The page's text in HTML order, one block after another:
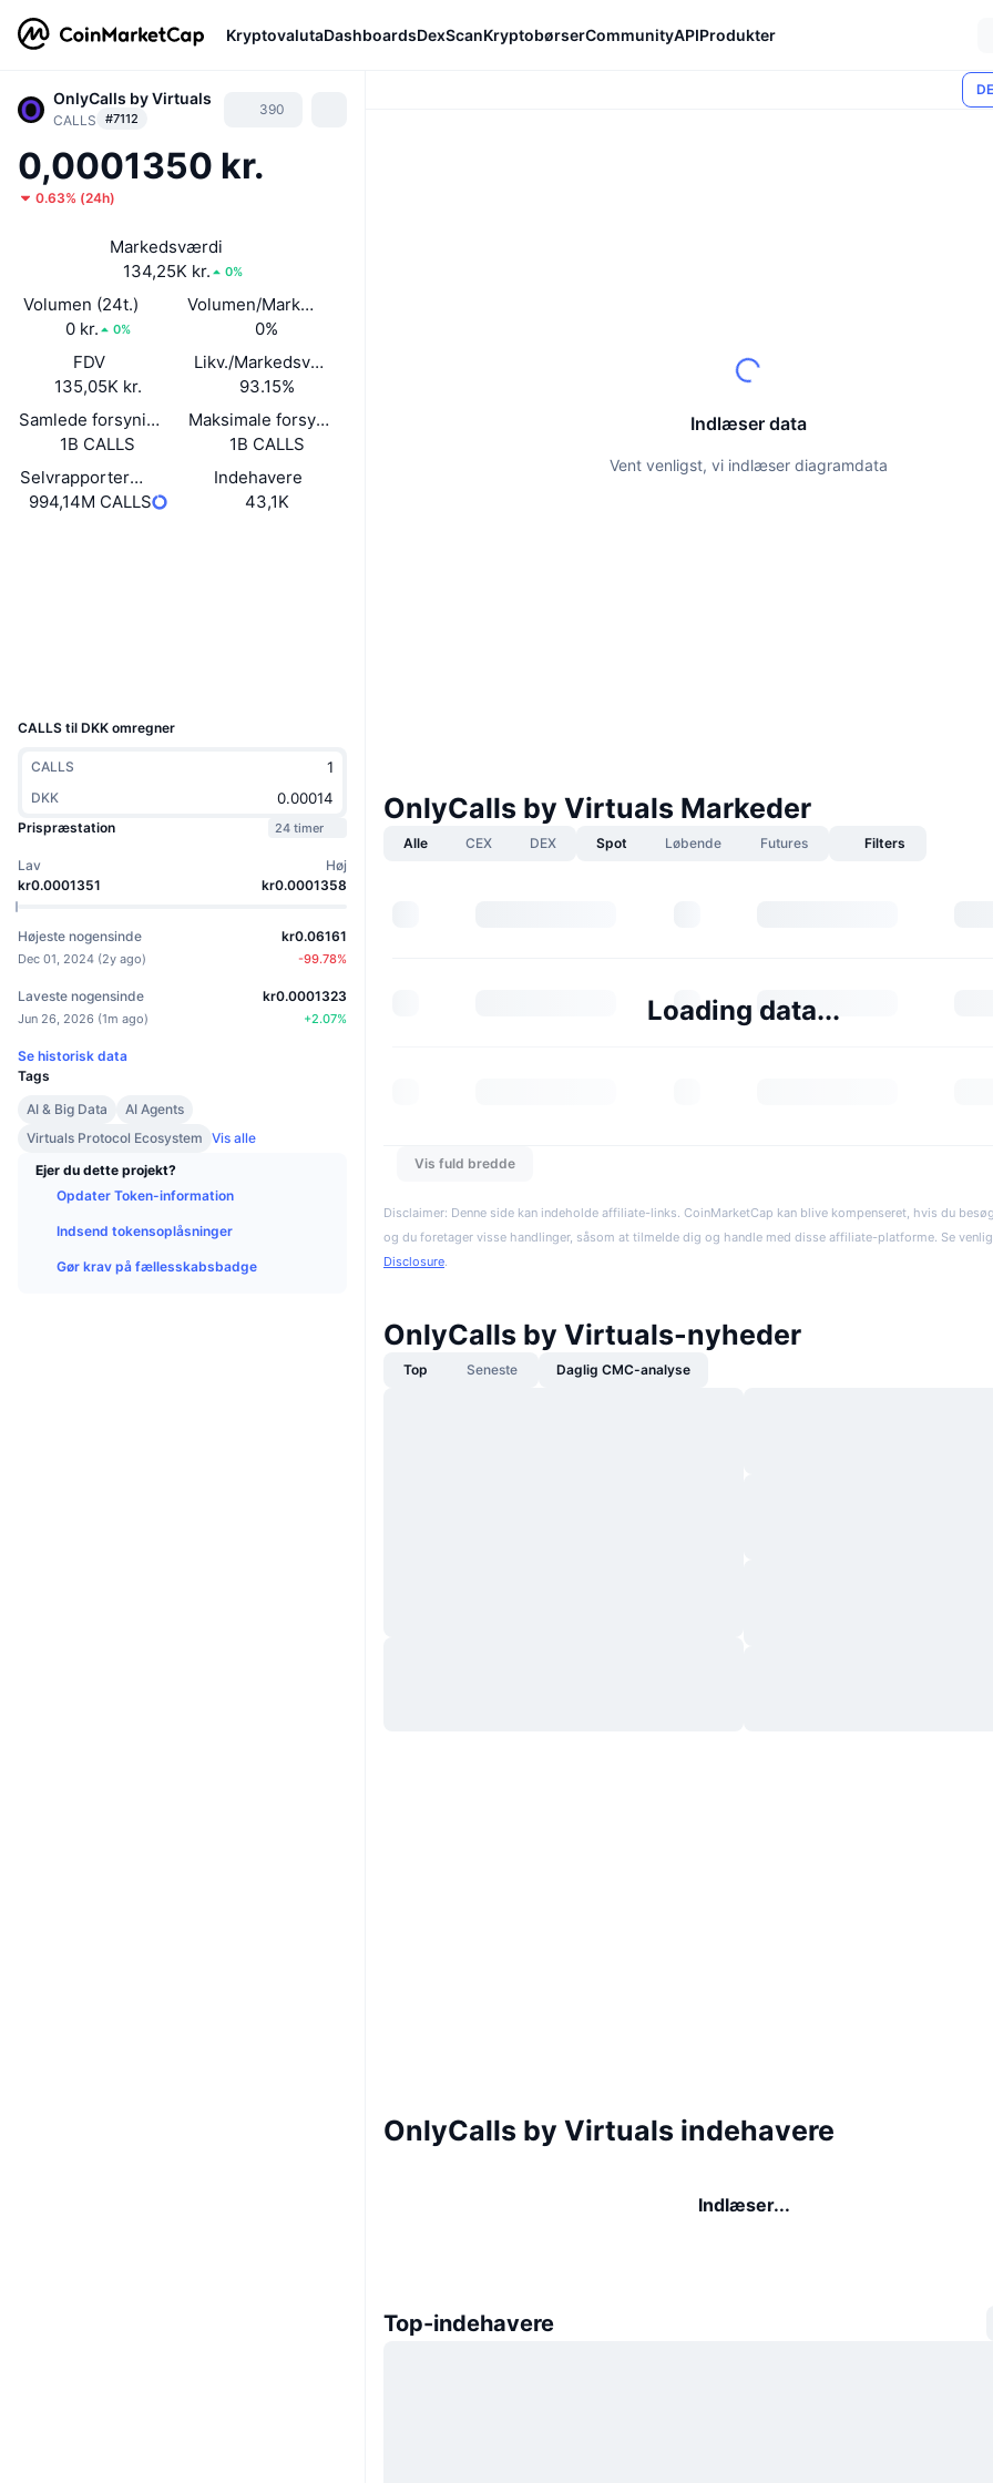
KryptovalutaDashboardsDexScanKryptobørserCommunityAPIProdukter
OnlyCalls by Virtuals
CALLS #7112
390
0,0001350 kr.
0.63% (24h)
Markedsværdi
134,25K kr.
0%
Volumen (24t.)
0 kr.
0%
Volumen/Markedsværdi (24 timer)
0%
FDV
135,05K kr.
Likv./Markedsværdi
93.15%
Samlede forsyning
1B CALLS
Maksimale forsyning
1B CALLS
Selvrapporteret cirkulerende forsyning
994,14M CALLS
Indehavere
43,1K
CALLS til DKK omregner
CALLS
DKK
Prispræstation
24 timer
Lav
kr0.0001351
Høj
kr0.0001358
Højeste nogensinde
Dec 01, 2024 (2y ago)
kr0.06161
-99.78%
Laveste nogensinde
Jun 26, 2026 (1m ago)
kr0.0001323
+2.07%
Se historisk data
Tags
AI & Big Data
AI Agents
Virtuals Protocol Ecosystem Vis alle
Ejer du dette projekt?
Opdater Token-information
Indsend tokensoplåsninger
Gør krav på fællesskabsbadge
Indlæser data
Vent venligst, vi indlæser diagramdata
OnlyCalls by Virtuals Markeder
Alle CEX DEX Spot Løbende Futures Filters
Loading data...
Vis fuld bredde
Disclaimer: Denne side kan indeholde affiliate-links. CoinMarketCap kan blive kompenseret, hvis du
og du foretager visse handlinger, såsom at tilmelde dig og handle med disse affiliate-platforme. Se
Disclosure.
OnlyCalls by Virtuals-nyheder
Top Seneste Daglig CMC-analyse
OnlyCalls by Virtuals indehavere
Indlæser...
Top-indehavere